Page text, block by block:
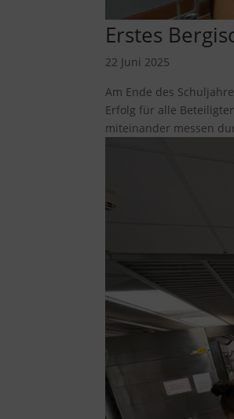
Erstes
22 Juni 2025
Am Ende des
Erfolg für alle
miteinander messen